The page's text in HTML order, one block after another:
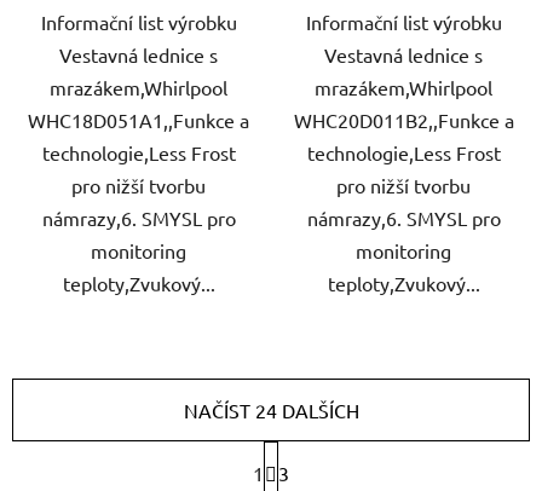
Informační list výrobku
Vestavná lednice s
mrazákem,Whirlpool
WHC18D051A1,,Funkce a
technologie,Less Frost
pro nižší tvorbu
námrazy,6. SMYSL pro
monitoring
teploty,Zvukový...
Informační list výrobku
Vestavná lednice s
mrazákem,Whirlpool
WHC20D011B2,,Funkce a
technologie,Less Frost
pro nižší tvorbu
námrazy,6. SMYSL pro
monitoring
teploty,Zvukový...
NAČÍST 24 DALŠÍCH
t
1 3